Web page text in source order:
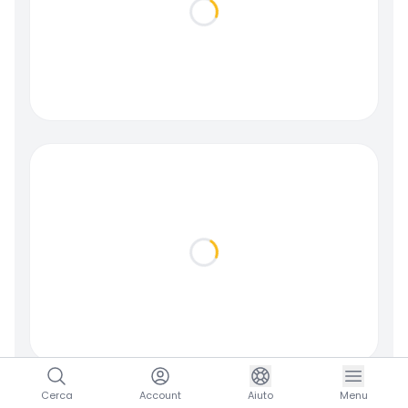
Loading...
Loading...
Cerca Account Aiuto Menu